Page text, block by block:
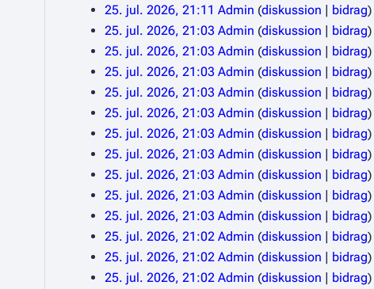
25. jul. 2026, 21:11 Admin diskussion bidrag
25. jul. 2026, 21:03 Admin diskussion bidrag
25. jul. 2026, 21:03 Admin diskussion bidrag
25. jul. 2026, 21:03 Admin diskussion bidrag
25. jul. 2026, 21:03 Admin diskussion bidrag
25. jul. 2026, 21:03 Admin diskussion bidrag
25. jul. 2026, 21:03 Admin diskussion bidrag
25. jul. 2026, 21:03 Admin diskussion bidrag
25. jul. 2026, 21:03 Admin diskussion bidrag
25. jul. 2026, 21:03 Admin diskussion bidrag
25. jul. 2026, 21:03 Admin diskussion bidrag
25. jul. 2026, 21:02 Admin diskussion bidrag
25. jul. 2026, 21:02 Admin diskussion bidrag
25. jul. 2026, 21:02 Admin diskussion bidrag